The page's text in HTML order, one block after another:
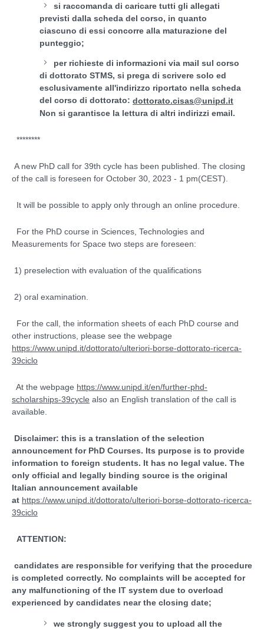
si raccomanda di caricare tutti gli allegati
previsti dalla scheda del corso, in quanto
ciascuno di essi concorre alla maturazione del
punteggio;
per richieste di informazioni via mail sul corso
di dottorato STMS, si prega di scrivere solo ed
esclusivamente all'indirizzo riportato nella scheda
del corso di dottorato: dottorato.cisas@unipd.it
Non si garantisce la lettura di altri indirizzi email.
********
A new PhD call for 39th cycle has been published. The closing
of the call is foreseen for October 30, 2023 - 1 pm(CEST).
It will be possible to apply only through an online procedure.
For the PhD course in Sciences, Technologies and
Measurements for Space two steps are foreseen:
1) preselection with evaluation of the qualifications
2) oral examination.
For the call, the information sheets of each PhD course and
other instructions, please see the webpage
https://www.unipd.it/dottorato/ulteriori-borse-dottorato-ricerca-
39ciclo
At the webpage https://www.unipd.it/en/further-phd-
scholarships-39cycle also an English translation of the call is
available.
Disclaimer: this is a translation of the selection
announcement for PhD Courses. Its purpose is to provide
information to foreign students. It has no legal value. The
only official and legally binding source is the original
Italian announcement available
at https://www.unipd.it/dottorato/ulteriori-borse-dottorato-ricerca-
39ciclo
ATTENTION:
candidates are responsible for verifying that the procedure
is completed correctly. No complaints will be accepted for
any malfunctioning of the IT system due to overload
experienced by candidates near the closing date;
we strongly suggest you to upload all the